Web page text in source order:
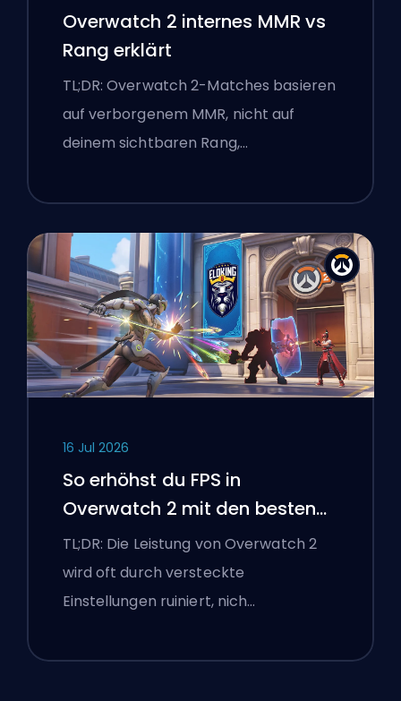
Overwatch 2 internes MMR vs
Rang erklärt
TL;DR: Overwatch 2-Matches basieren
auf verborgenem MMR, nicht auf
deinem sichtbaren Rang,…
16 Jul 2026
So erhöhst du FPS in
Overwatch 2 mit den besten
Einstellungen
TL;DR: Die Leistung von Overwatch 2
wird oft durch versteckte
Einstellungen ruiniert, nich…